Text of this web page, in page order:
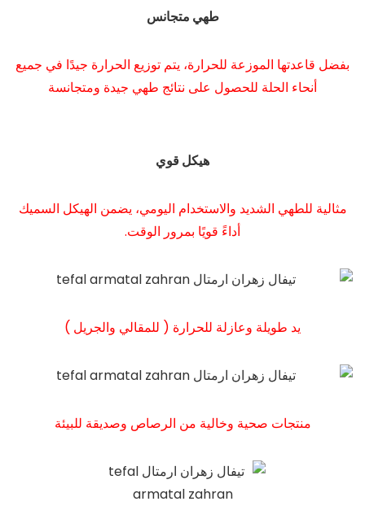
طهي متجانس
بفضل قاعدتها الموزعة للحرارة، يتم توزيع الحرارة جيدًا في جميع
أنحاء الحلة للحصول على نتائج طهي جيدة ومتجانسة
هيكل قوي
مثالية للطهي الشديد والاستخدام اليومي، يضمن الهيكل السميك
أداءً قويًا بمرور الوقت.
يد طويلة وعازلة للحرارة ( للمقالي والجريل )
منتجات صحية وخالية من الرصاص وصديقة للبيئة